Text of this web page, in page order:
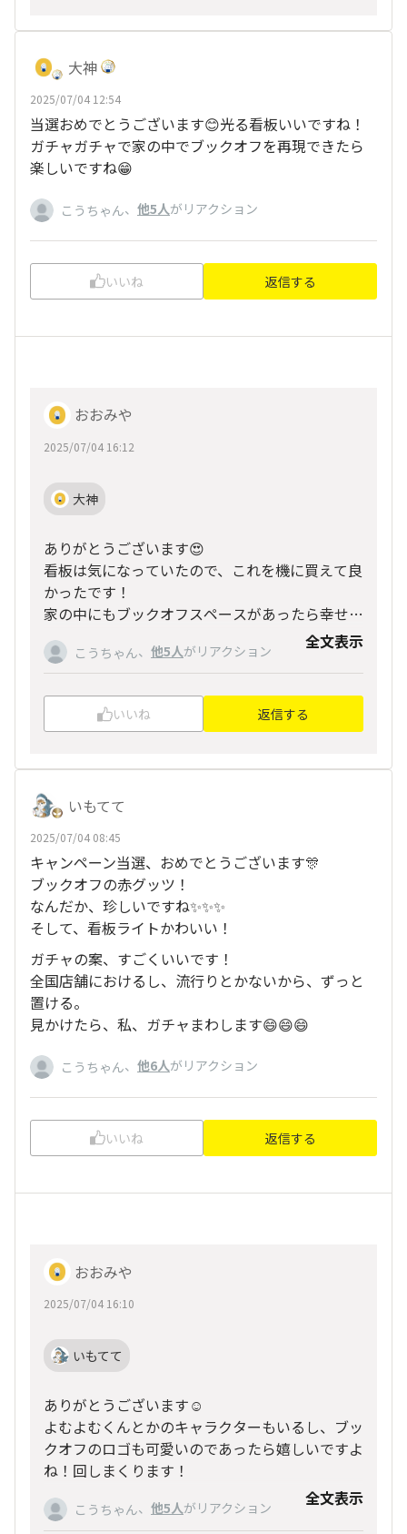
大神
2025/07/04 12:54
当選おめでとうございます😊光る看板いいですね！
ガチャガチャで家の中でブックオフを再現できたら
楽しいですね😁
こうちゃん、 他5人がリアクション
いいね 返信する
おおみや
2025/07/04 16:12
大神
ありがとうございます😍
看板は気になっていたので、これを機に買えて良
かったです！
家の中にもブックオフスペースがあったら幸せで
すよね💖
こうちゃん、 他5人がリアクション 全文表示
いいね 返信する
いもてて
2025/07/04 08:45
キャンペーン当選、おめでとうございます🎊
ブックオフの赤グッツ！
なんだか、珍しいですね✨✨✨
そして、看板ライトかわいい！
ガチャの案、すごくいいです！
全国店舗におけるし、流行りとかないから、ずっと
置ける。
見かけたら、私、ガチャまわします😄😄😄
こうちゃん、 他6人がリアクション
いいね 返信する
おおみや
2025/07/04 16:10
いもてて
ありがとうございます☺️
よむよむくんとかのキャラクターもいるし、ブッ
クオフのロゴも可愛いのであったら嬉しいですよ
ね！回しまくります！
こうちゃん、 他5人がリアクション 全文表示